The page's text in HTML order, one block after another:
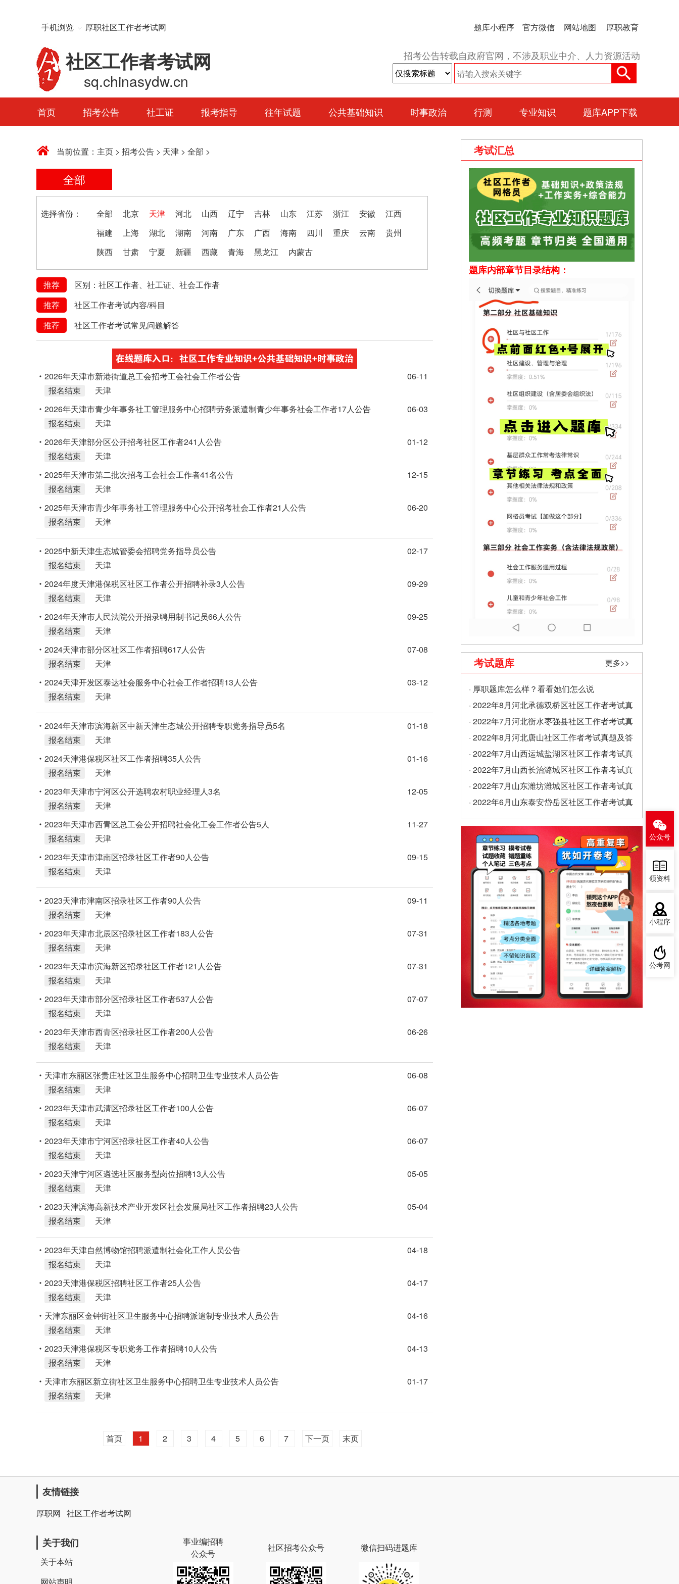
手机浏览 厚职社区工作者考试网 题库小程序 官方微信 网站地图 厚职教育
社区工作者考试网
sq.chinasydw.cn
招考公告转载自政府官网，不涉及职业中介、人力资源活动
首页 招考公告 社工证 报考指导 往年试题 公共基础知识 时事政治 行测 专业知识 题库APP下载
当前位置： 主页 > 招考公告 > 天津 > 全部 >
全部
选择省份： 全部 北京 天津 河北 山西 辽宁 吉林 山东 江苏 浙江 安徽
江西
福建
上海 湖北 湖南 河南 广东 广西 海南 四川 重庆 云南
贵州
陕西
甘肃 宁夏 新疆 西藏 青海 黑龙江 内蒙古
推荐
区别：社区工作者、社工证、社会工作者
推荐
社区工作者考试内容/科目
推荐
社区工作者考试常见问题解答
2026年天津市新港街道总工会招考工会社会工作者公告
06-11
报名结束
天津
2026年天津市青少年事务社工管理服务中心招聘劳务派遣制青少年事务社会工作者17人公告
06-03
报名结束
天津
2026年天津部分区公开招考社区工作者241人公告
01-12
报名结束
天津
2025年天津市第二批次招考工会社会工作者41名公告
12-15
报名结束
天津
2025年天津市青少年事务社工管理服务中心公开招考社会工作者21人公告
06-20
报名结束
天津
2025中新天津生态城管委会招聘党务指导员公告
02-17
报名结束
天津
2024年度天津港保税区社区工作者公开招聘补录3人公告
09-29
报名结束
天津
2024年天津市人民法院公开招录聘用制书记员66人公告
09-25
报名结束
天津
2024天津市部分区社区工作者招聘617人公告
07-08
报名结束
天津
2024天津开发区泰达社会服务中心社会工作者招聘13人公告
03-12
报名结束
天津
2024年天津市滨海新区中新天津生态城公开招聘专职党务指导员5名
01-18
报名结束
天津
2024天津港保税区社区工作者招聘35人公告
01-16
报名结束
天津
2023年天津市宁河区公开选聘农村职业经理人3名
12-05
报名结束
天津
2023年天津市西青区总工会公开招聘社会化工会工作者公告5人
11-27
报名结束
天津
2023年天津市津南区招录社区工作者90人公告
09-15
报名结束
天津
2023天津市津南区招录社区工作者90人公告
09-11
报名结束
天津
2023年天津市北辰区招录社区工作者183人公告
07-31
报名结束
天津
2023年天津市滨海新区招录社区工作者121人公告
07-31
报名结束
天津
2023年天津市部分区招录社区工作者537人公告
07-07
报名结束
天津
2023年天津市西青区招录社区工作者200人公告
06-26
报名结束
天津
天津市东丽区张贵庄社区卫生服务中心招聘卫生专业技术人员公告
06-08
报名结束
天津
2023年天津市武清区招录社区工作者100人公告
06-07
报名结束
天津
2023年天津市宁河区招录社区工作者40人公告
06-07
报名结束
天津
2023天津宁河区遴选社区服务型岗位招聘13人公告
05-05
报名结束
天津
2023天津滨海高新技术产业开发区社会发展局社区工作者招聘23人公告
05-04
报名结束
天津
2023年天津自然博物馆招聘派遣制社会化工作人员公告
04-18
报名结束
天津
2023天津港保税区招聘社区工作者25人公告
04-17
报名结束
天津
天津东丽区金钟街社区卫生服务中心招聘派遣制专业技术人员公告
04-16
报名结束
天津
2023天津港保税区专职党务工作者招聘10人公告
04-13
报名结束
天津
天津市东丽区新立街社区卫生服务中心招聘卫生专业技术人员公告
01-17
报名结束
天津
首页 1 2 3 4 5 6 7 下一页 末页
考试汇总
题库内部章节目录结构：
考试题库 更多>>
· 厚职题库怎么样？看看她们怎么说
· 2022年8月河北承德双桥区社区工作者考试真
题及答案（精选）
· 2022年7月河北衡水枣强县社区工作者考试真
题及答案
· 2022年8月河北唐山社区工作者考试真题及答
案
· 2022年7月山西运城盐湖区社区工作者考试真
题及答案
· 2022年7月山西长治潞城区社区工作者考试真
题及答案
· 2022年7月山东潍坊潍城区社区工作者考试真
题及答案
· 2022年6月山东泰安岱岳区社区工作者考试真
题及答案（精选）
友情链接
厚职网 社区工作者考试网
关于我们
关于本站
事业编招聘
公众号
社区招考公众号 微信扫码进题库
公众号
领资料
小程序
公考网